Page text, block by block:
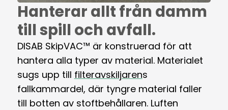
Hanterar allt från damm
till spill och avfall.
DISAB SkipVAC™ är konstruerad för att
hantera alla typer av material. Materialet
sugs upp till filteravskiljarens
fallkammardel, där tyngre material faller
till botten av stoftbehållaren. Luften